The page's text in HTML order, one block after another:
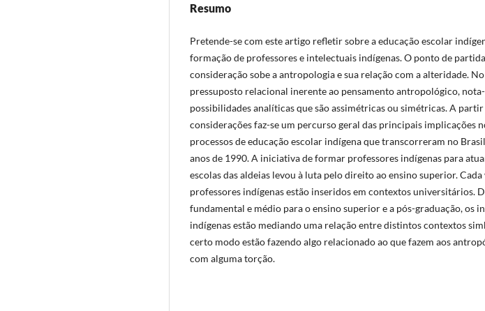
Resumo
Pretende-se com este artigo refletir sobre a educação escolar
formação de professores e intelectuais indígenas. O ponto de
consideração sobe a antropologia e sua relação com a alteridade. No
pressuposto relacional inerente ao pensamento antropológico,
possibilidades analíticas que são assimétricas ou simétricas. A
considerações faz-se um percurso geral das principais implicações
processos de educação escolar indígena que transcorreram no
anos de 1990. A iniciativa de formar professores indígenas para
escolas das aldeias levou à luta pelo direito ao ensino superior. Cada
professores indígenas estão inseridos em contextos universitários.
fundamental e médio para o ensino superior e a pós-graduação, os
indígenas estão mediando uma relação entre distintos contextos
certo modo estão fazendo algo relacionado ao que fazem aos
com alguma torção.